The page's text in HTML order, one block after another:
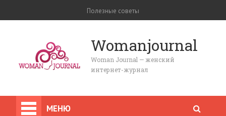
Полезные советы
Womanjournal
Woman Journal — женский
интернет-журнал
МЕНЮ